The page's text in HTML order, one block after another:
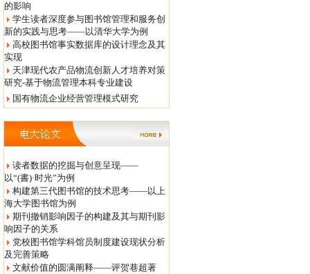
的影响
学生读者深度参与图书馆管理和服务创
新的实践与思考——以清华大学为例
高校图书馆事实数据库的设计理念及其
实现
天津现代农产品物流创新人才培养对策
研究-基于物流管理本科专业建设
国有物流企业经营管理模式研究
读者数据的挖掘与创意呈现——
以“(書)·时光”为例
构建第三代图书馆的技术思考——以上
海大学图书馆为例
期刊撤销影响因子的构建及其与期刊影
响因子的关系
党校图书馆学科馆员制度建设现状分析
及完善策略
文献价值的圆满阐释——评贺巷超著